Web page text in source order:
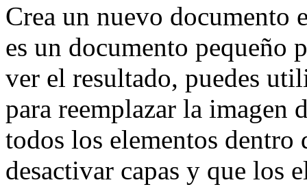
Crea un nuevo documento
es un documento pequeño
ver el resultado, puedes
para reemplazar la
todos los elementos
desactivar capas y que los